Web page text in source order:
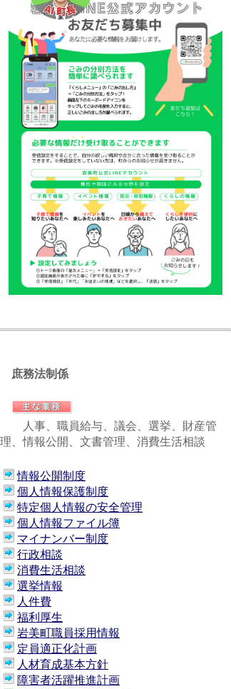
庶務法制係
人事、職員給与、議会、選挙、財産管
理、情報公開、文書管理、消費生活相談
情報公開制度
個人情報保護制度
特定個人情報の安全管理
個人情報ファイル簿
マイナンバー制度
行政相談
消費生活相談
選挙情報
人件費
福利厚生
岩美町職員採用情報
定員適正化計画
人材育成基本方針
障害者活躍推進計画